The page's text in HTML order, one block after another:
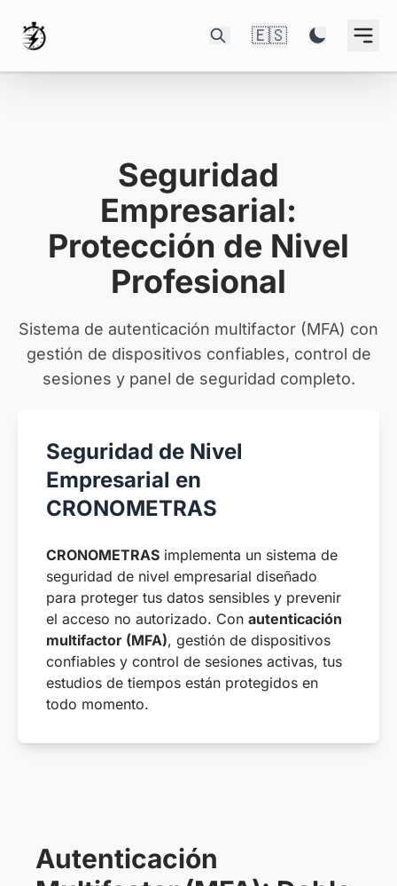
🇪🇸
Seguridad
Empresarial:
Protección de Nivel
Profesional
Sistema de autenticación multifactor (MFA) con
gestión de dispositivos confiables, control de
sesiones y panel de seguridad completo.
Seguridad de Nivel
Empresarial en
CRONOMETRAS
CRONOMETRAS implementa un sistema de
seguridad de nivel empresarial diseñado
para proteger tus datos sensibles y prevenir
el acceso no autorizado. Con autenticación
multifactor (MFA), gestión de dispositivos
confiables y control de sesiones activas, tus
estudios de tiempos están protegidos en
todo momento.
Autenticación